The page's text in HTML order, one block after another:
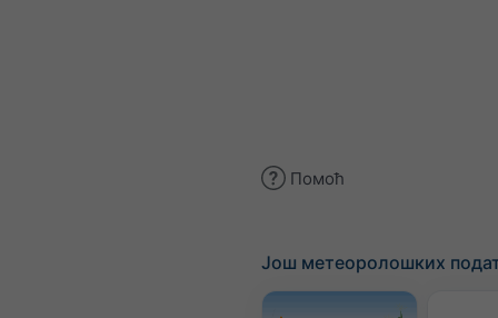
Помоћ
Још метеоролошких